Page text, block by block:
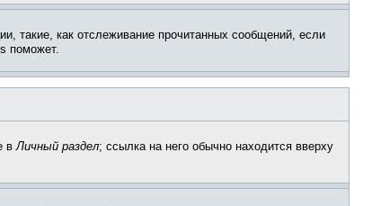
такие, как отслеживание прочитанных сообщений, если
поможет.
вЛичный раздел; ссылка на него обычно находится вверху